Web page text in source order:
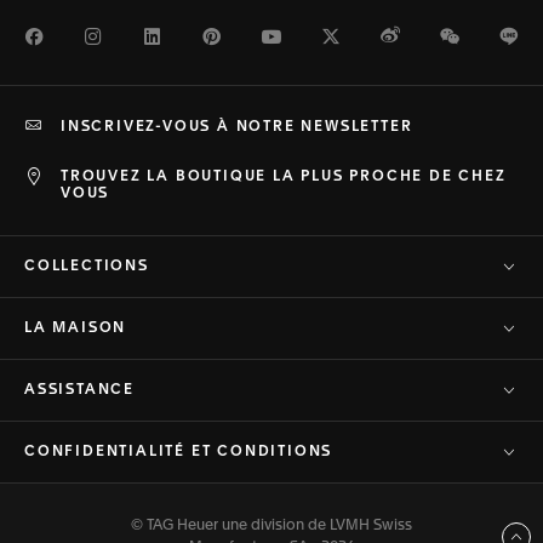
FacebookInstagramLinkedInPinterestYoutubeTwitterWeiboWeChat
TROUVEZ LA BOUTIQUE LA PLUS PROCHE DE CHEZ
VOUS
INSCRIVEZ-VOUS À NOTRE NEWSLETTER
COLLECTIONS
LA MAISON
ASSISTANCE
CONFIDENTIALITÉ ET CONDITIONS
© TAG Heuer une division de LVMH Swiss